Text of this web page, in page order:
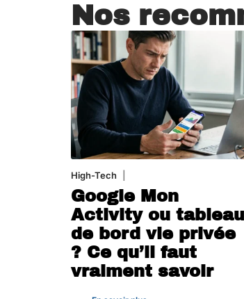
Nos
High-Tech
Google Mon
Activity ou tableau
de bord vie privée
? Ce qu’il faut
vraiment savoir